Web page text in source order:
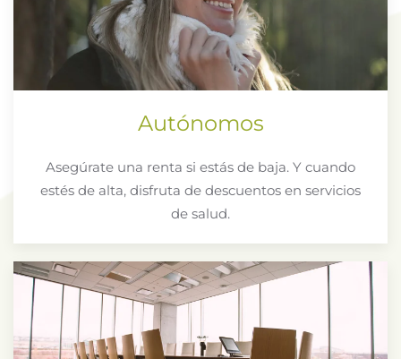
Autónomos
Asegúrate una renta si estás de baja. Y cuando
estés de alta, disfruta de descuentos en servicios
de salud.